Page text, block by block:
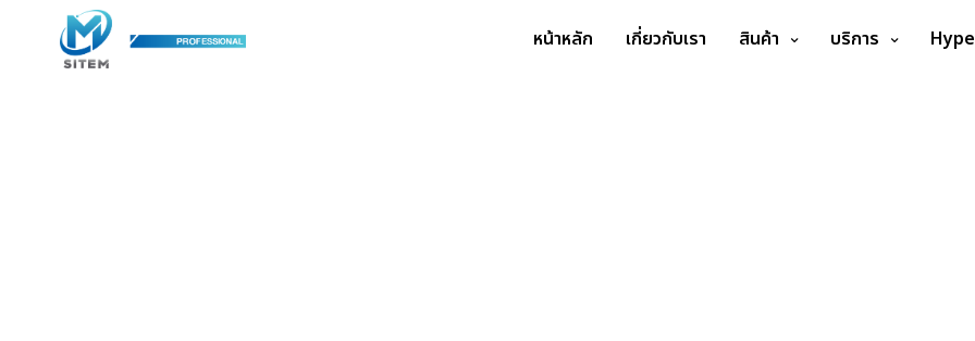
หน้าหลัก เกี่ยวกับเรา สินค้า บริการ